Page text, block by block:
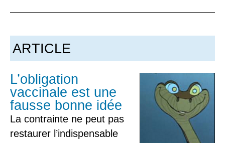
ARTICLE
L’obligation
vaccinale est une
fausse bonne idée
La contrainte ne peut pas
restaurer l’indispensable